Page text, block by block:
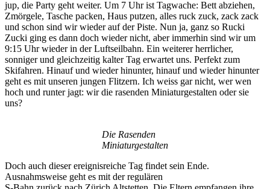
jup, die Party geht weiter. Um 7 Uhr ist Tagwache: Bett abziehen,
Zmörgele, Tasche packen, Haus putzen, alles ruck zuck, zack zack
und schon sind wir wieder auf der Piste. Nun ja, ganz so Rucki
Zucki ging es dann doch wieder nicht, aber immerhin sind wir um
9:15 Uhr wieder in der Luftseilbahn. Ein weiterer herrlicher,
sonniger und gleichzeitig kalter Tag erwartet uns. Perfekt zum
Skifahren. Hinauf und wieder hinunter, hinauf und wieder hinunter
geht es mit unseren jungen Flitzern. Ich weiss gar nicht, wer wen
hoch und runter jagt: wir die rasenden Miniaturgestalten oder sie
uns?
Die Rasenden
Miniaturgestalten
Doch auch dieser ereignisreiche Tag findet sein Ende.
Ausnahmsweise geht es mit der regulären